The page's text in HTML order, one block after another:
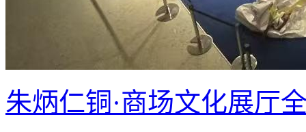
朱炳仁铜·商场文化展厅